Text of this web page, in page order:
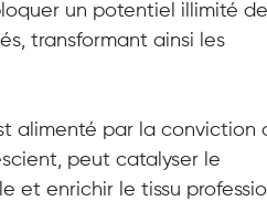
un potentiel illimité de
transformant ainsi les
alimenté par la conviction
peut catalyser le
et enrichir le tissu